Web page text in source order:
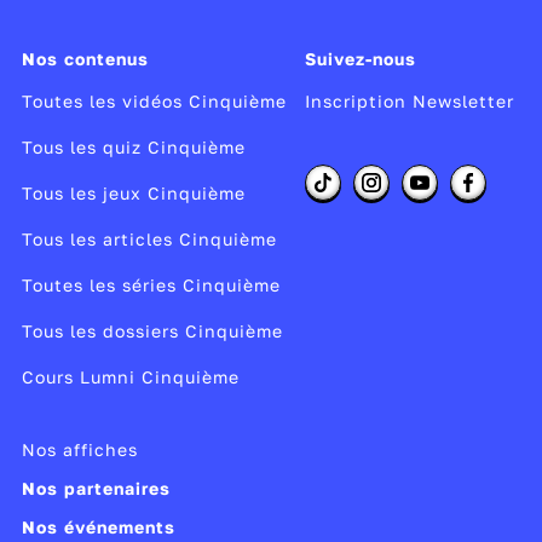
Nos contenus
Toutes les vidéos Cinquième
Tous les quiz Cinquième
Tous les jeux Cinquième
Tous les articles Cinquième
Toutes les séries Cinquième
Tous les dossiers Cinquième
Cours Lumni Cinquième
Suivez-nous
Inscription Newsletter
Nos affiches
Nos partenaires
Nos événements